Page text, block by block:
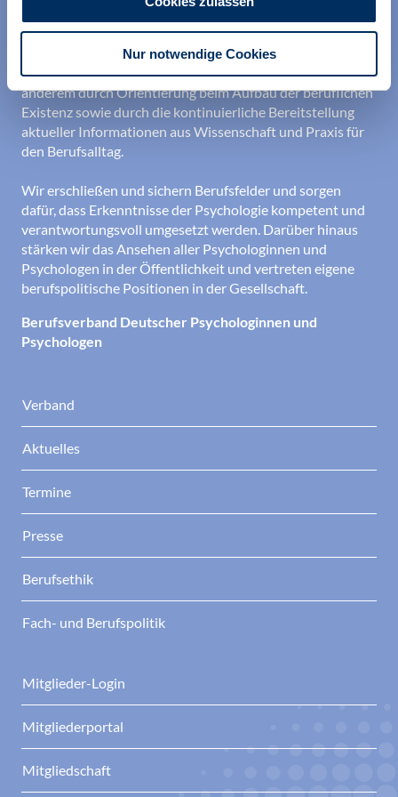
Nur notwendige Cookies
Wir unterstützen alle Psychologinnen und Psychologen in
ihrer Berufsausübung und bei der Festigung ihrer
professionellen Identität. Dies erreichen wir unter
anderem durch Orientierung beim Aufbau der beruflichen
Existenz sowie durch die kontinuierliche Bereitstellung
aktueller Informationen aus Wissenschaft und Praxis für
den Berufsalltag.
Wir erschließen und sichern Berufsfelder und sorgen
dafür, dass Erkenntnisse der Psychologie kompetent und
verantwortungsvoll umgesetzt werden. Darüber hinaus
stärken wir das Ansehen aller Psychologinnen und
Psychologen in der Öffentlichkeit und vertreten eigene
berufspolitische Positionen in der Gesellschaft.
Berufsverband Deutscher Psychologinnen und
Psychologen
Verband
Aktuelles
Termine
Presse
Berufsethik
Fach- und Berufspolitik
Mitglieder-Login
Mitgliederportal
Mitgliedschaft